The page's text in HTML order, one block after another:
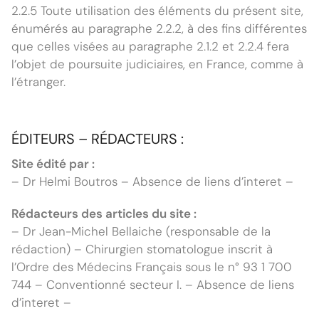
2.2.5 Toute utilisation des éléments du présent site,
énumérés au paragraphe 2.2.2, à des fins différentes
que celles visées au paragraphe 2.1.2 et 2.2.4 fera
l’objet de poursuite judiciaires, en France, comme à
l’étranger.
ÉDITEURS – RÉDACTEURS :
Site édité par :
– Dr Helmi Boutros – Absence de liens d’interet –
Rédacteurs des articles du site :
– Dr Jean-Michel Bellaiche (responsable de la
rédaction) – Chirurgien stomatologue inscrit à
l’Ordre des Médecins Français sous le n° 93 1 700
744 – Conventionné secteur I. – Absence de liens
d’interet –